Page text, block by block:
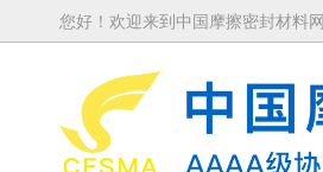
您好！欢迎来到中国摩擦密封材料网